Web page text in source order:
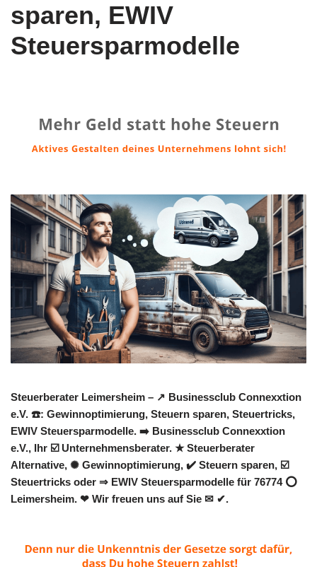
sparen, EWIV
Steuersparmodelle
Steuerberater Leimersheim – ↗️ Businessclub Connexxtion
e.V. ☎️: Gewinnoptimierung, Steuern sparen, Steuertricks,
EWIV Steuersparmodelle. ➡️ Businessclub Connexxtion
e.V., Ihr ☑️ Unternehmensberater. ★ Steuerberater
Alternative, ✺ Gewinnoptimierung, ✔️ Steuern sparen, ☑️
Steuertricks oder ⇒ EWIV Steuersparmodelle für 76774 ⭕
Leimersheim. ❤ Wir freuen uns auf Sie ✉ ✔.